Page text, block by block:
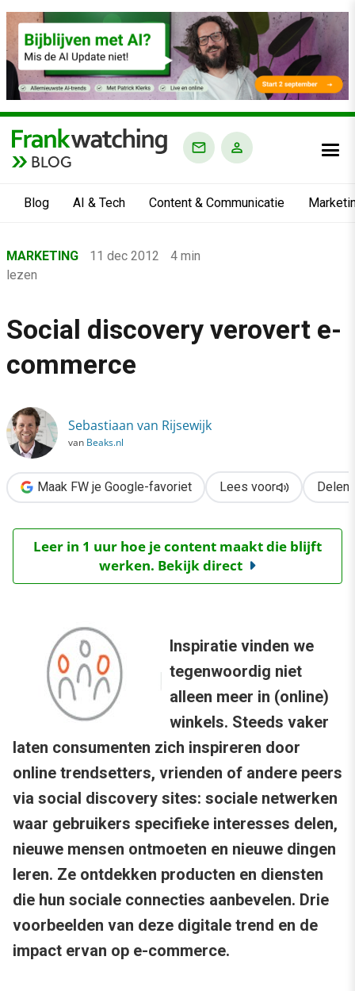
BLOG
Blog AI & Tech Content & Communicatie
›
Marketing
›
MARKETING 11 dec 2012
4 min
lezen
Social discovery verovert e-
commerce
Sebastiaan van Rijsewijk
van Beaks.nl
Maak FW je Google-favoriet Lees voor Delen
Leer in 1 uur hoe je content maakt die blijft
werken. Bekijk direct
Inspiratie vinden we
tegenwoordig niet
alleen meer in (online)
winkels. Steeds vaker
laten consumenten zich inspireren door
online trendsetters, vrienden of andere peers
via social discovery sites: sociale netwerken
waar gebruikers specifieke interesses delen,
nieuwe mensen ontmoeten en nieuwe dingen
leren. Ze ontdekken producten en diensten
die hun sociale connecties aanbevelen. Drie
voorbeelden van deze digitale trend en de
impact ervan op e-commerce.